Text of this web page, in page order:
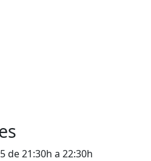
de 21:30h a 22:30h